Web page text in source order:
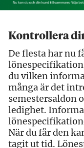
Kontrollera
De flesta har nu
du vilken
många är det
semestersaldon
ledighet.
När du får den
tagit ut tid.